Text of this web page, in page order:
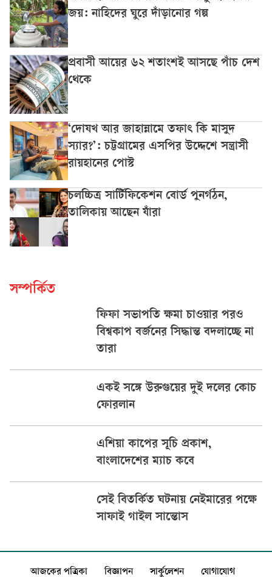
জয়: নাহিদের ঘুরে দাঁড়ানোর গল্প
প্রবাসী আয়ের ৬২ শতাংশই আসছে পাঁচ দেশ
থেকে
‘দোযখ আর জাহান্নামে তফাৎ কি মাসুদ
স্যার?’: চট্টগ্রামের এসপির উদ্দেশে সন্ত্রাসী
রায়হানের পোস্ট
চলচ্চিত্র সার্টিফিকেশন বোর্ড পুনর্গঠন,
তালিকায় আছেন যাঁরা
সম্পর্কিত
ফিফা সভাপতি ক্ষমা চাওয়ার পরও
বিশ্বকাপ বর্জনের সিদ্ধান্ত বদলাচ্ছে না
তারা
একই সঙ্গে উরুগুয়ের দুই দলের কোচ
ফোরলান
এশিয়া কাপের সূচি প্রকাশ,
বাংলাদেশের ম্যাচ কবে
সেই বিতর্কিত ঘটনায় নেইমারের পক্ষে
সাফাই গাইল সান্তোস
আজকের পত্রিকা বিজ্ঞাপন সার্কুলেশন যোগাযোগ